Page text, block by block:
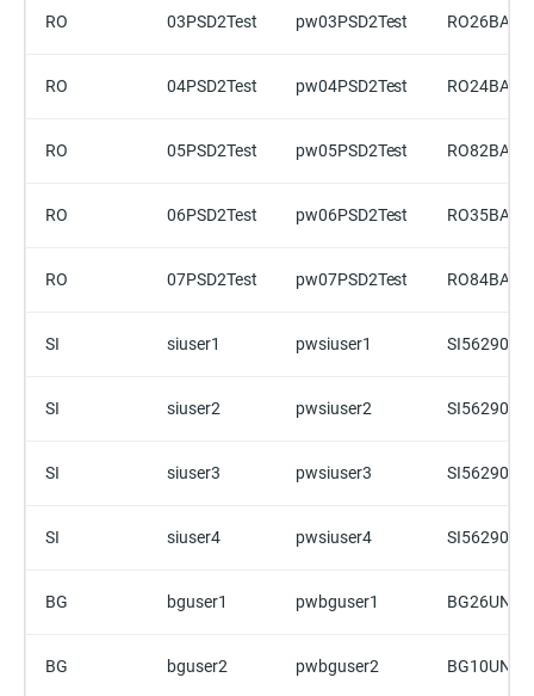
RO 03PSD2Test pw03PSD2Test
RO 04PSD2Test pw04PSD2Test
RO 05PSD2Test pw05PSD2Test
RO 06PSD2Test pw06PSD2Test
RO 07PSD2Test pw07PSD2Test
SI siuser1 pwsiuser1
SI siuser2 pwsiuser2
SI siuser3 pwsiuser3
SI siuser4 pwsiuser4
BG bguser1 pwbguser1
BG bguser2 pwbguser2